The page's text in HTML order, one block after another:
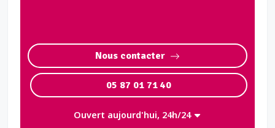
Nous contacter
05 87 01 71 40
Ouvert aujourd'hui, 24h/24